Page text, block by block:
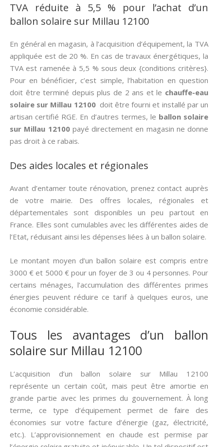
TVA réduite à 5,5 % pour l’achat d’un
ballon solaire sur Millau 12100
En général en magasin, à l’acquisition d’équipement, la TVA
appliquée est de 20 %. En cas de travaux énergétiques, la
TVA est ramenée à 5,5 % sous deux {conditions critères}.
Pour en bénéficier, c’est simple, l’habitation en question
doit être terminé depuis plus de 2 ans et le chauffe-eau
solaire sur Millau 12100doit être fourni et installé par un
artisan certifié RGE. En d’autres termes, le ballon solaire
sur Millau 12100payé directement en magasin ne donne
pas droit à ce rabais.
Des aides locales et régionales
Avant d’entamer toute rénovation, prenez contact auprès
de votre mairie. Des offres locales, régionales et
départementales sont disponibles un peu partout en
France. Elles sont cumulables avec les différentes aides de
l’Etat, réduisant ainsi les dépenses liées à un ballon solaire.
Le montant moyen d’un ballon solaire est compris entre
3000 € et 5000 € pour un foyer de 3 ou 4 personnes. Pour
certains ménages, l’accumulation des différentes primes
énergies peuvent réduire ce tarif à quelques euros, une
économie considérable.
Tous les avantages d’un ballon
solaire sur Millau 12100
L’acquisition d’un ballon solaire sur Millau 12100
représente un certain coût, mais peut être amortie en
grande partie avec les primes du gouvernement. À long
terme, ce type d’équipement permet de faire des
économies sur votre facture d’énergie (gaz, électricité,
etc.). L’approvisionnement en chaude est permise par